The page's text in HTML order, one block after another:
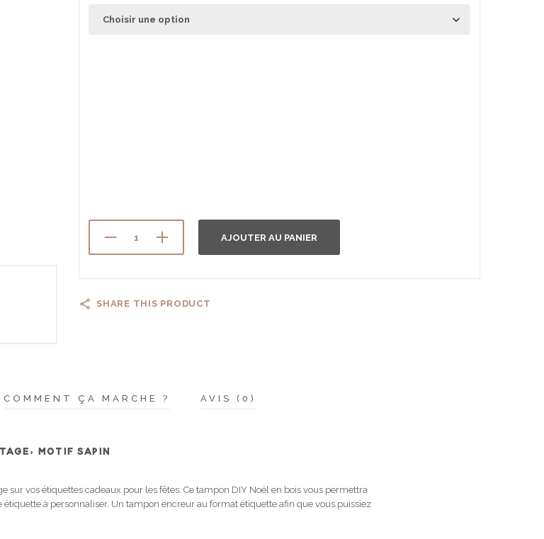
AJOUTER AU PANIER
SHARE THIS PRODUCT
COMMENT ÇA MARCHE ? AVIS (0)
MOTIF SAPIN
sur vos étiquettes cadeaux pour les fêtes. Ce tampon DIY Noël en bois vous permettra
à personnaliser. Un tampon encreur au format étiquette afin que vous puissiez